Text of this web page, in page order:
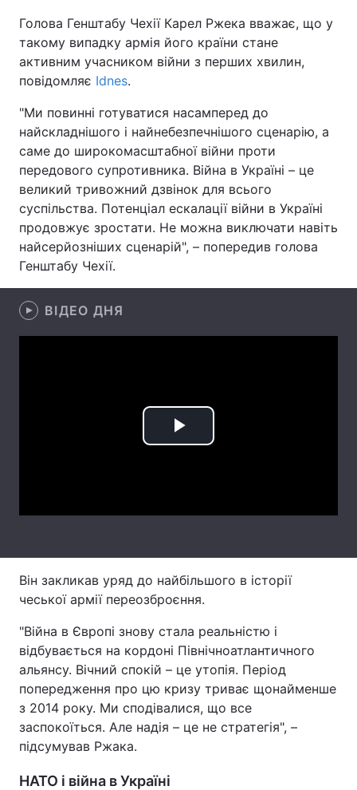
Економіка Світ
Спорт Наука
Зброя Інциденти
Здоров'я Туризм
Цікавинки Погода
Екологія Регіони
Лонгріди
Відео з Youtube
Тема оформлення
Голова Генштабу Чехії Карел Ржека вважає, що у
такому випадку армія його країни стане
активним учасником війни з перших хвилин,
повідомляє Idnes.
"Ми повинні готуватися насамперед до
найскладнішого і найнебезпечнішого сценарію, а
саме до широкомасштабної війни проти
передового супротивника. Війна в Україні – це
великий тривожний дзвінок для всього
суспільства. Потенціал ескалації війни в Україні
продовжує зростати. Не можна виключати навіть
найсерйозніших сценарій", – попередив голова
Генштабу Чехії.
ВІДЕО ДНЯ
Play
Він закликав уряд до найбільшого в історії
чеської армії переозброєння.
"Війна в Європі знову стала реальністю і
відбувається на кордоні Північноатлантичного
альянсу. Вічний спокій – це утопія. Період
попередження про цю кризу триває щонайменше
з 2014 року. Ми сподівалися, що все
заспокоїться. Але надія – це не стратегія", –
підсумував Ржака.
НАТО і війна в Україні